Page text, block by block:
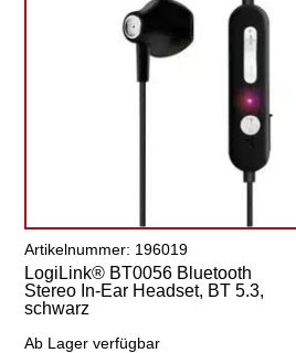
Artikelnummer: 196019
LogiLink® BT0056 Bluetooth
Stereo In-Ear Headset, BT 5.3,
schwarz
Ab Lager verfügbar